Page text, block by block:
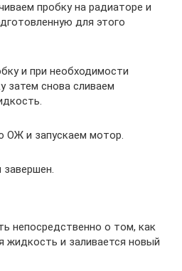
пробку на радиаторе и
для этого
и при необходимости
затем снова сливаем
ОЖ и запускаем мотор.
непосредственно о том, как
и заливается новый